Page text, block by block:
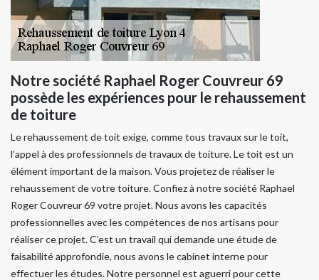
Notre société Raphael Roger Couvreur 69
possède les expériences pour le rehaussement
de toiture
Le rehaussement de toit exige, comme tous travaux sur le toit,
l’appel à des professionnels de travaux de toiture. Le toit est un
élément important de la maison. Vous projetez de réaliser le
rehaussement de votre toiture. Confiez à notre société Raphael
Roger Couvreur 69 votre projet. Nous avons les capacités
professionnelles avec les compétences de nos artisans pour
réaliser ce projet. C’est un travail qui demande une étude de
faisabilité approfondie, nous avons le cabinet interne pour
effectuer les études. Notre personnel est aguerri pour cette